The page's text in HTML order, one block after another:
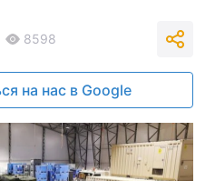
8598
на нас в Google